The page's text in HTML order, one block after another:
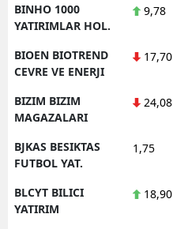
BINHO 1000
YATIRIMLAR HOL.
9,78
BIOEN BIOTREND
CEVRE VE ENERJI
17,70
BIZIM BIZIM
MAGAZALARI
24,08
BJKAS BESIKTAS
FUTBOL YAT.
1,75
BLCYT BILICI
YATIRIM
18,90